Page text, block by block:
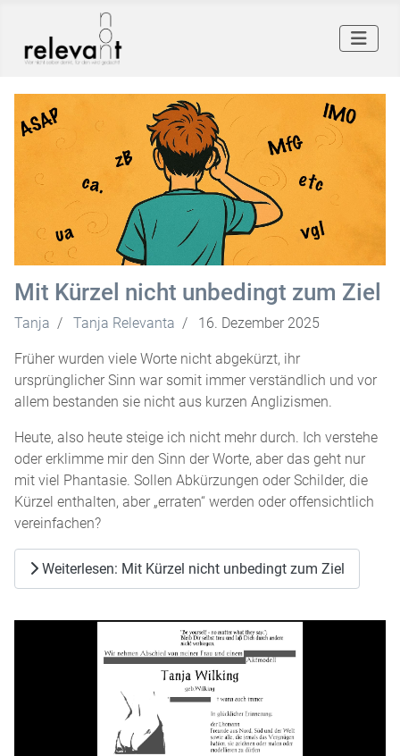
Mit Kürzel nicht unbedingt zum Ziel
Tanja Tanja Relevanta 16. Dezember 2025
Früher wurden viele Worte nicht abgekürzt, ihr
ursprünglicher Sinn war somit immer verständlich und vor
allem bestanden sie nicht aus kurzen Anglizismen.
Heute, also heute steige ich nicht mehr durch. Ich verstehe
oder erklimme mir den Sinn der Worte, aber das geht nur
mit viel Phantasie. Sollen Abkürzungen oder Schilder, die
Kürzel enthalten, aber „erraten“ werden oder offensichtlich
vereinfachen?
Weiterlesen: Mit Kürzel nicht unbedingt zum Ziel